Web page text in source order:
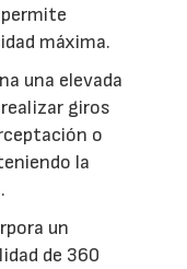
máxima.
una elevada
giros
o
la
un
de 360